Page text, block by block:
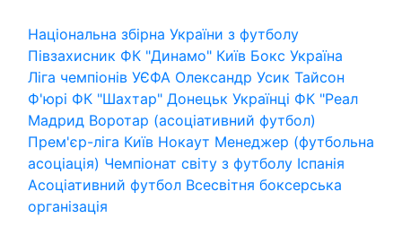
Національна збірна України з футболу
Півзахисник ФК "Динамо" Київ Бокс Україна
Ліга чемпіонів УЄФА Олександр Усик Тайсон
Ф'юрі ФК "Шахтар" Донецьк Українці ФК "Реал
Мадрид Воротар (асоціативний футбол)
Прем'єр-ліга Київ Нокаут Менеджер (футбольна
асоціація) Чемпіонат світу з футболу Іспанія
Асоціативний футбол Всесвітня боксерська
організація